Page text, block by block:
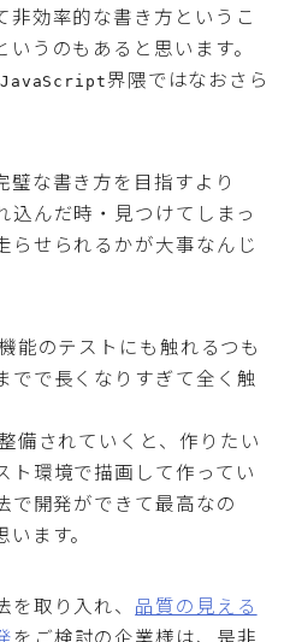
非効率的な書き方というこ
うのもあると思います。
JavaScript界隈ではなおさら
璧な書き方を目指すより
込んだ時・見つけてしまっ
らせられるかが大事なんじ
能のテストにも触れるつも
でで長くなりすぎて全く触
備されていくと、作りたい
ト環境で描画して作ってい
で開発ができて最高なの
ます。
取り入れ、 品質の見える
をご検討の企業様は、是非